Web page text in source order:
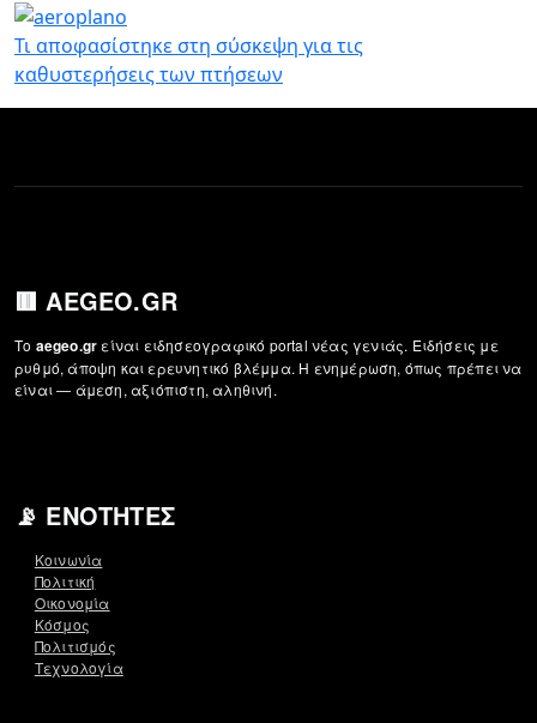
Παράκαμψη προς το κυρίως περιεχόμενο
Τι αποφασίστηκε στη σύσκεψη για τις
καθυστερήσεις των πτήσεων
🟥 AEGEO.GR
Το aegeo.gr είναι ειδησεογραφικό portal νέας γενιάς. Ειδήσεις με
ρυθμό, άποψη και ερευνητικό βλέμμα. Η ενημέρωση, όπως πρέπει να
είναι — άμεση, αξιόπιστη, αληθινή.
📡 ΕΝΌΤΗΤΕΣ
Κοινωνία
Πολιτική
Οικονομία
Κόσμος
Πολιτισμός
Τεχνολογία